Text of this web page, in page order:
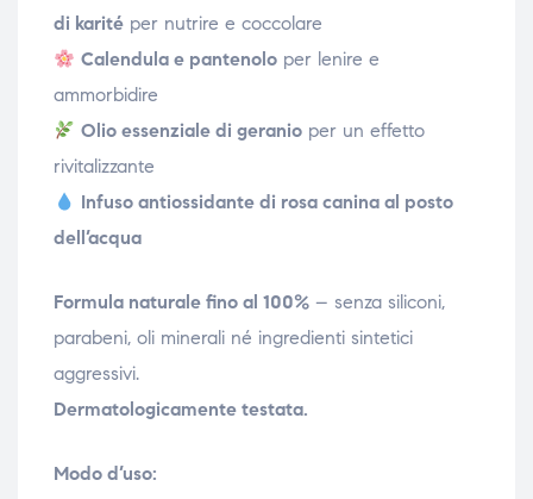
di karité per nutrire e coccolare
Calendula e pantenolo per lenire e
ammorbidire
Olio essenziale di geranio per un effetto
rivitalizzante
Infuso antiossidante di rosa canina al posto
dell’acqua
Formula naturale fino al 100% – senza siliconi,
parabeni, oli minerali né ingredienti sintetici
aggressivi.
Dermatologicamente testata.
Modo d’uso: